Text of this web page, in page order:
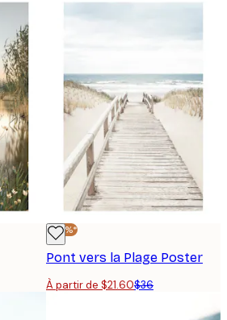
-40%*
Pont vers la Plage Poster
À partir de $21.60$36